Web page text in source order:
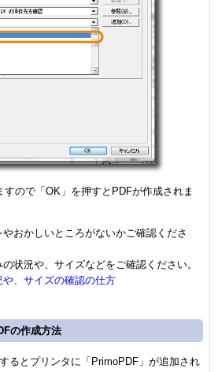
ので「OK」を押すとPDFが作成されま
おかしいところがないかご確認くださ
状況や、サイズなどをご確認ください。
、サイズの確認の仕方
の作成方法
るとプリンタに「PrimoPDF」が追加され